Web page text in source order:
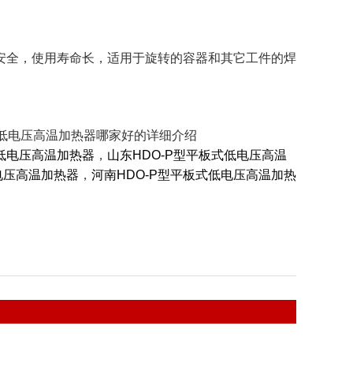
，使用寿命长，适用于旋转的容器和其它工件的焊
电压高温加热器哪家好的详细介绍
电压高温加热器 ， 山东HDO-P型平板式低电压高温
高温加热器 ， 河南HDO-P型平板式低电压高温加热